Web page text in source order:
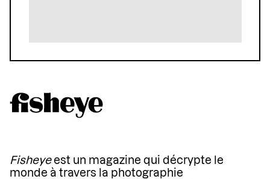
Fisheyeest un magazine qui décrypte le
monde à travers la photographie